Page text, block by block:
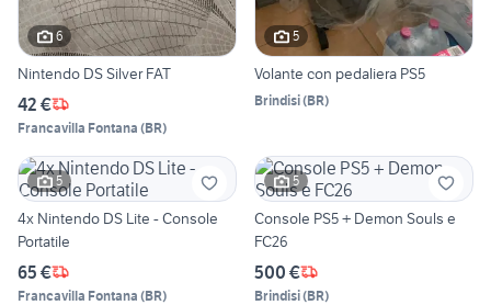
6
Nintendo DS Silver FAT
42 €
Francavilla Fontana (BR)
5
Volante con pedaliera PS5
Brindisi(BR)
5
4x Nintendo DS Lite - Console
Portatile
65 €
Francavilla Fontana (BR)
5
Console PS5 + Demon Souls e
FC26
500 €
Brindisi(BR)